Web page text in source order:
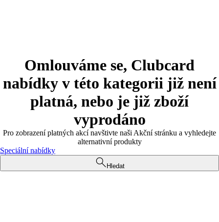
Omlouváme se, Clubcard
nabídky v této kategorii již není
platná, nebo je již zboží
vyprodáno
Pro zobrazení platných akcí navštivte naši Akční stránku a vyhledejte
alternativní produkty
Speciální nabídky
Hledat